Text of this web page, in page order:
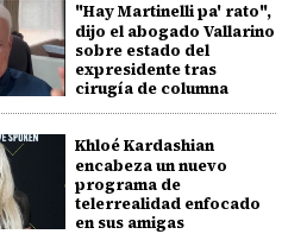
"Hay Martinelli pa' rato",
dijo el abogado Vallarino
sobre estado del
expresidente tras
cirugía de columna
Khloé Kardashian
encabeza un nuevo
programa de
telerrealidad enfocado
en sus amigas